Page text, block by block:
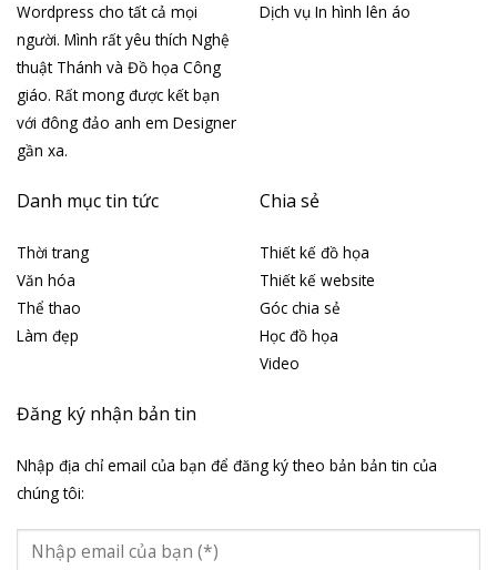
Wordpress cho tất cả mọi
người. Mình rất yêu thích Nghệ
thuật Thánh và Đồ họa Công
giáo. Rất mong được kết bạn
với đông đảo anh em Designer
gần xa.
Dịch vụ In hình lên áo
Danh mục tin tức
Thời trang
Văn hóa
Thể thao
Làm đẹp
Chia sẻ
Thiết kế đồ họa
Thiết kế website
Góc chia sẻ
Học đồ họa
Video
Đăng ký nhận bản tin
Nhập địa chỉ email của bạn để đăng ký theo bản bản tin của
chúng tôi: